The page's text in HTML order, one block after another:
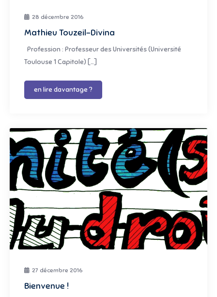
28 décembre 2016
Mathieu Touzeil-Divina
Profession : Professeur des Universités (Université
Toulouse 1 Capitole) […]
en lire davantage ?
27 décembre 2016
Bienvenue !